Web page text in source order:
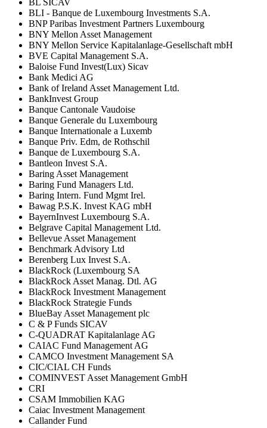
BLI - Banque de Luxembourg Investments S.A.
BNP Paribas Investment Partners Luxembourg
BNY Mellon Asset Management
BNY Mellon Service Kapitalanlage-Gesellschaft mbH
BVE Capital Management S.A.
Baloise Fund Invest(Lux) Sicav
Bank Medici AG
Bank of Ireland Asset Management Ltd.
BankInvest Group
Banque Cantonale Vaudoise
Banque Generale du Luxembourg
Banque Internationale a Luxemb
Banque Priv. Edm, de Rothschil
Banque de Luxembourg S.A.
Bantleon Invest S.A.
Baring Asset Management
Baring Fund Managers Ltd.
Baring Intern. Fund Mgmt Irel.
Bawag P.S.K. Invest KAG mbH
BayernInvest Luxembourg S.A.
Belgrave Capital Management Ltd.
Bellevue Asset Management
Benchmark Advisory Ltd
Berenberg Lux Invest S.A.
BlackRock (Luxembourg SA
BlackRock Asset Manag. Dtl. AG
BlackRock Investment Management
BlackRock Strategie Funds
BlueBay Asset Management plc
C & P Funds SICAV
C-QUADRAT Kapitalanlage AG
CAIAC Fund Management AG
CAMCO Investment Management SA
CIC/CIAL CH Funds
COMINVEST Asset Management GmbH
CRI
CSAM Immobilien KAG
Caiac Investment Management
Callander Fund